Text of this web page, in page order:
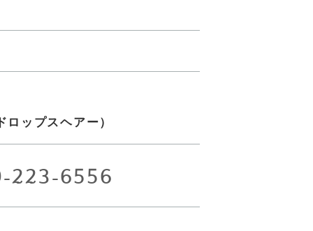
ップスヘアー）
223-6556